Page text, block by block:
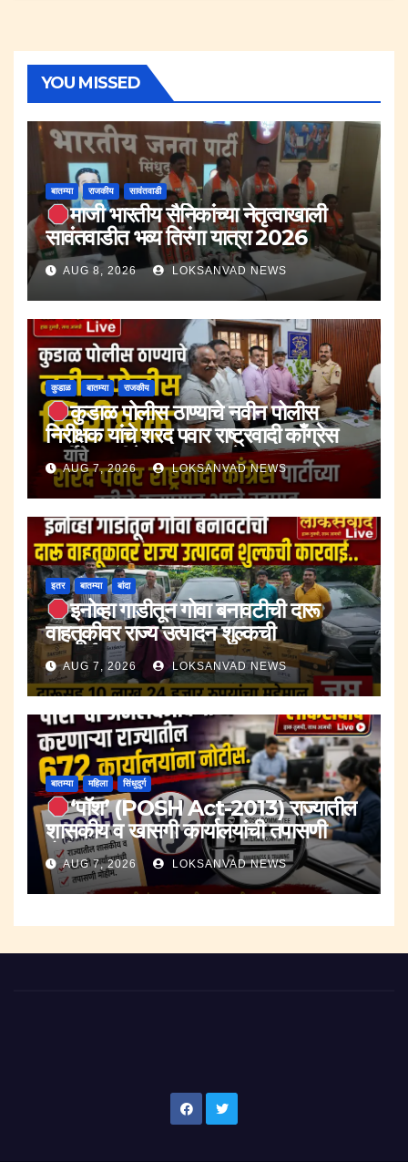
YOU MISSED
बातम्या राजकीय सावंतवाडी
माजी भारतीय सैनिकांच्या नेतृत्वाखाली
सावंतवाडीत भव्य तिरंगा यात्रा 2026
AUG 8, 2026 LOKSANVAD NEWS
कुडाळ बातम्या राजकीय
कुडाळ पोलीस ठाण्याचे नवीन पोलीस
निरीक्षक यांचे शरद पवार राष्ट्रवादी काँग्रेस
पार्टीच्या वतीने करण्यात आले स्वागत.
AUG 7, 2026 LOKSANVAD NEWS
इतर बातम्या बांदा
इनोव्हा गाडीतून गोवा बनावटीची दारू
वाहतूकीवर राज्य उत्पादन शुल्कची
कारवाई.;दारूसह १० लाख २४ हजार रुपयांचा
मुद्देमाल जप्त.
AUG 7, 2026 LOKSANVAD NEWS
बातम्या महिला सिंधुदुर्ग
‘पॉश’ (POSH Act-2013) राज्यातील
शासकीय व खासगी कार्यालयांची तपासणी
मोहीम..
AUG 7, 2026 LOKSANVAD NEWS